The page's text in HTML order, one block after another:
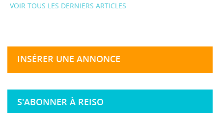
VOIR TOUS LES DERNIERS ARTICLES
INSÉRER UNE ANNONCE
S'ABONNER À REISO